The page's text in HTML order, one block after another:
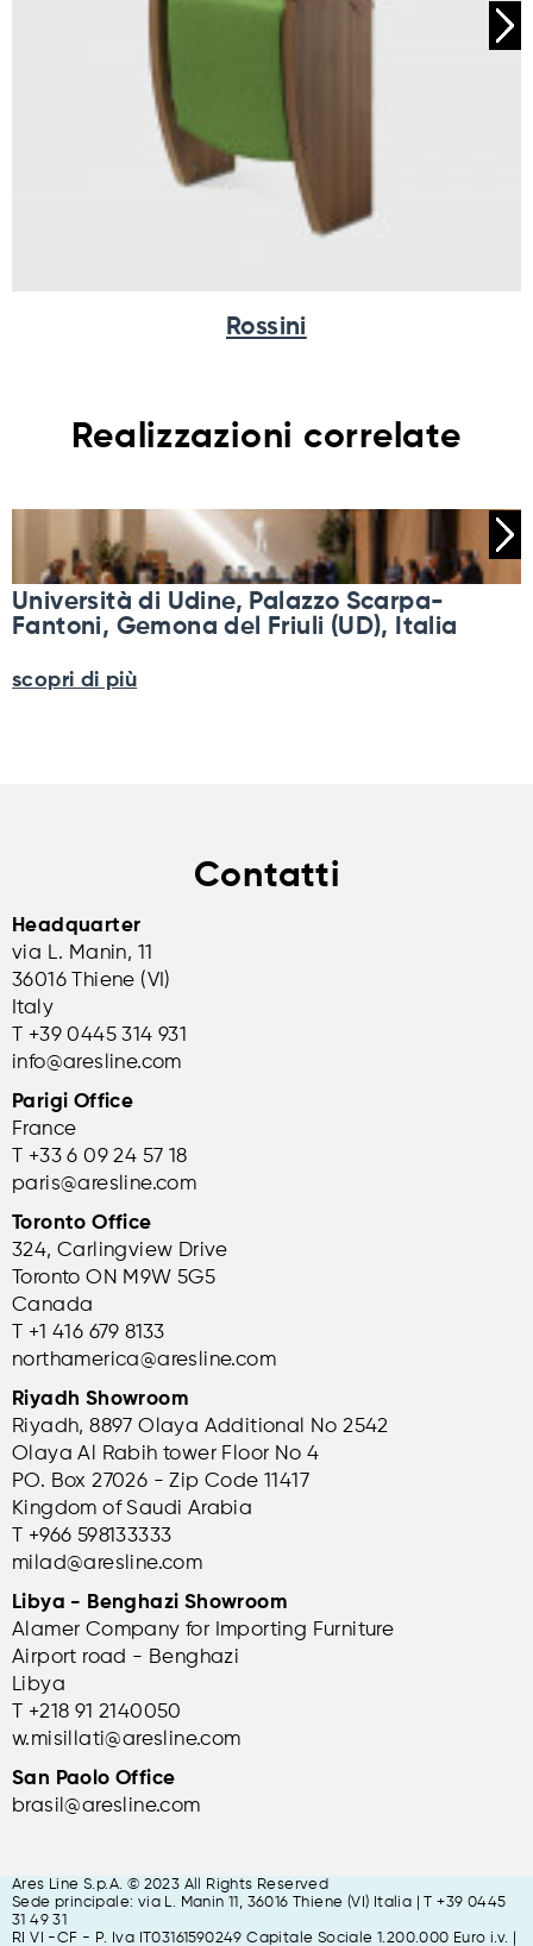
Rossini
Realizzazioni correlate
Università di Udine, Palazzo Scarpa-
Fantoni, Gemona del Friuli (UD), Italia
scopri di più
Contatti
Headquarter
via L. Manin, 11
36016 Thiene (VI)
Italy
T +39 0445 314 931
info@aresline.com
Parigi Office
France
T +33 6 09 24 57 18
paris@aresline.com
Toronto Office
324, Carlingview Drive
Toronto ON M9W 5G5
Canada
T +1 416 679 8133
northamerica@aresline.com
Riyadh Showroom
Riyadh, 8897 Olaya Additional No 2542
Olaya Al Rabih tower Floor No 4
PO. Box 27026 - Zip Code 11417
Kingdom of Saudi Arabia
T +966 598133333
milad@aresline.com
Libya - Benghazi Showroom
Alamer Company for Importing Furniture
Airport road - Benghazi
Libya
T +218 91 2140050
w.misillati@aresline.com
San Paolo Office
brasil@aresline.com
Ares Line S.p.A. © 2023 All Rights Reserved
Sede principale: via L. Manin 11,
36016 Thiene (VI) Italia | T +39 0445
31 49 31
RI VI -CF - P. Iva IT03161590249 Capitale Sociale 1.200.000 Euro i.v. |